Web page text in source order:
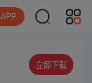
立即下载